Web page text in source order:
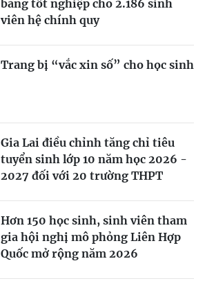
bằng tốt nghiệp cho 2.186 sinh
viên hệ chính quy
Trang bị “vắc xin số” cho học sinh
Gia Lai điều chỉnh tăng chỉ tiêu
tuyển sinh lớp 10 năm học 2026 -
2027 đối với 20 trường THPT
Hơn 150 học sinh, sinh viên tham
gia hội nghị mô phỏng Liên Hợp
Quốc mở rộng năm 2026